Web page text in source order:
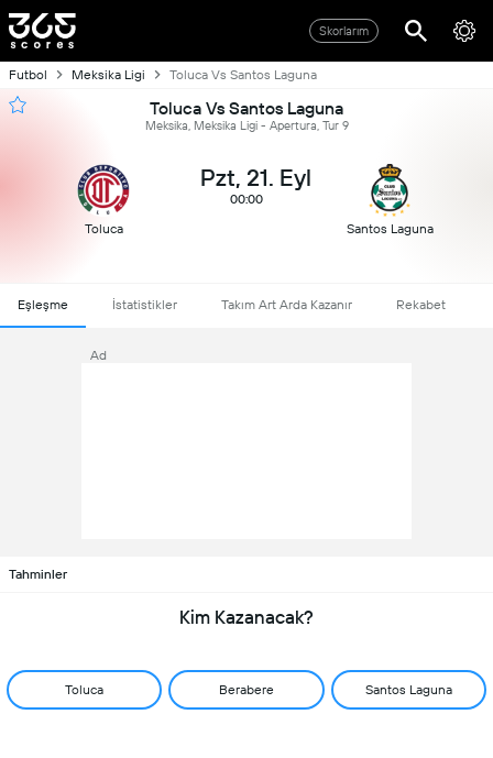
Skorlarım
Futbol Meksika Ligi Toluca Vs Santos Laguna
Toluca Vs Santos Laguna
Meksika, Meksika Ligi - Apertura, Tur 9
Toluca
Pzt, 21. Eyl
00:00
Santos Laguna
Eşleşme İstatistikler Takım Art Arda Kazanır Rekabet
Ad
Tahminler
Kim Kazanacak?
Toluca Berabere Santos Laguna